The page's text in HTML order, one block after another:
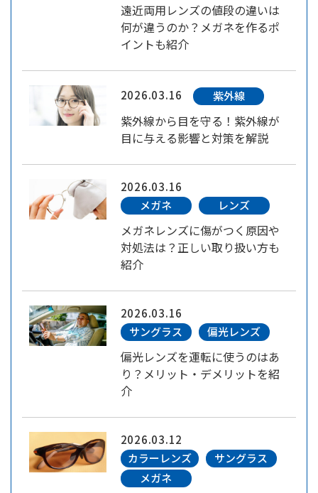
遠近両用レンズの値段の違いは
何が違うのか？メガネを作るポ
イントも紹介
2026.03.16 紫外線
紫外線から目を守る！紫外線が
目に与える影響と対策を解説
2026.03.16
メガネ
レンズ
メガネレンズに傷がつく原因や
対処法は？正しい取り扱い方も
紹介
2026.03.16
サングラス
偏光レンズ
偏光レンズを運転に使うのはあ
り？メリット・デメリットを紹
介
2026.03.12
カラーレンズ
サングラス
メガネ